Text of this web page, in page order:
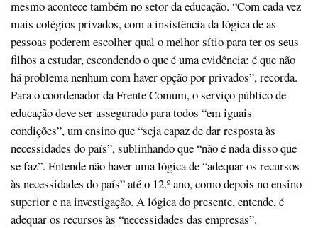
mesmo acontece também no setor da educação. “Com cada vez
mais colégios privados, com a insistência da lógica de as
pessoas poderem escolher qual o melhor sítio para ter os seus
filhos a estudar, escondendo o que é uma evidência: é que não
há problema nenhum com haver opção por privados”, recorda.
Para o coordenador da Frente Comum, o serviço público de
educação deve ser assegurado para todos “em iguais
condições”, um ensino que “seja capaz de dar resposta às
necessidades do país”, sublinhando que “não é nada disso que
se faz”. Entende não haver uma lógica de “adequar os recursos
às necessidades do país” até o 12.º ano, como depois no ensino
superior e na investigação. A lógica do presente, entende, é
adequar os recursos às “necessidades das empresas”.